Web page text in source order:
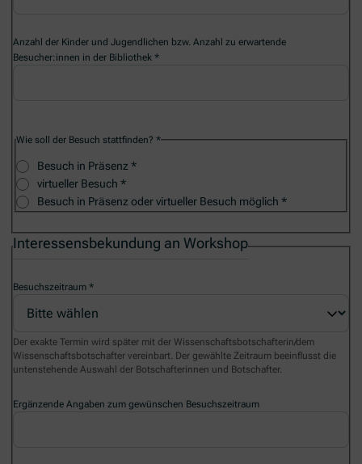
Anzahl der Kinder und Jugendlichen bzw. Anzahl zu erwartende
Besucher:innen in der Bibliothek
Wie soll der Besuch stattfinden?
Besuch in Präsenz
virtueller Besuch
Besuch in Präsenz oder virtueller Besuch möglich
Interessensbekundung an Workshop
Besuchszeitraum
Der exakte Termin wird später mit der Wissenschaftsbotschafterin/dem
Wissenschaftsbotschafter vereinbart. Der gewählte Zeitraum beeinflusst die
untenstehende Auswahl der Botschafterinnen und Botschafter.
Ergänzende Angaben zum gewünschen Besuchszeitraum